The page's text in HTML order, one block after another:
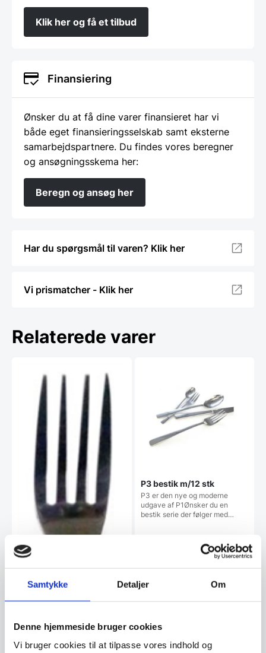
Samtykke Detaljer Om
Denne hjemmeside bruger cookies
Vi bruger cookies til at tilpasse vores indhold og
Klik her og få et tilbud
Finansiering
Ønsker du at få dine varer finansieret har vi
både eget finansieringsselskab samt eksterne
samarbejdspartnere. Du findes vores beregner
og ansøgningsskema her:
Beregn og ansøg her
Har du spørgsmål til varen? Klik her
Vi prismatcher - Klik her
Relaterede varer
P3 bestik m/12 stk
P3 er den nye og moderne
udgave af P1Ønsker du en
bestik serie der følger med…